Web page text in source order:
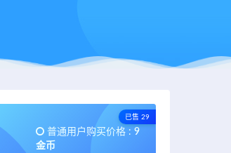
已售 29
普通用户购买价格 : 9
金币